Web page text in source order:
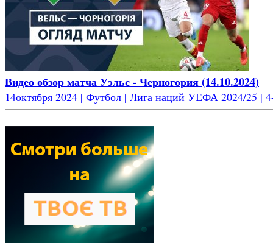
Видео обзор матча Уэльс - Черногория (14.10.2024)
14октября 2024 | Футбол | Лига наций УЕФА 2024/25 |